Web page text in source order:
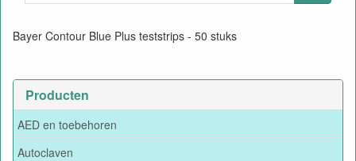
Producten
AED en toebehoren
Autoclaven
Bayer Contour Blue Plus teststrips - 50 stuks